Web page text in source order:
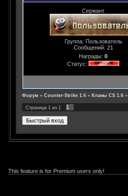
Сержант
Группа: Пользователь
Сообщений: 21
Награды: 0
Статус:
Форум » Counter-Strike 1.6 » Кланы CS 1.6 »
Страница 1 из 1 1
This feature is for Premium users only!